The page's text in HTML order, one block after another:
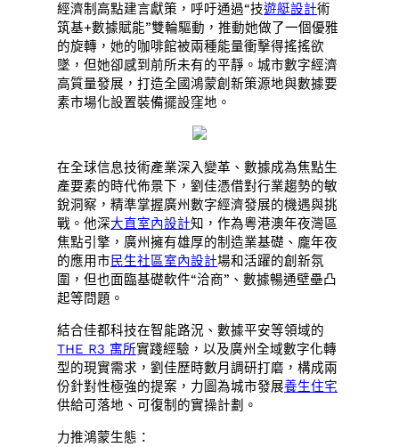
經濟制高點建言獻策，呼吁通過“技遊艇設計術
筑基+數據賦能”雙輪驅動，推動她做了一個優雅
的旋轉，她的咖啡館被兩種能量衝擊得搖搖欲
墜，但她卻感到前所未有的平靜。城市數字經濟
高質量發展，打造全國鴻蒙創新策源地與數據要
素市場化設置裝備擺設窪地。
在全球信息技術產業深入變革、數據成為焦點生
產要素的時代佈景下，劉佳憑借對行業趨勢的敏
銳洞察，精準掌握廣州數字經濟發展的機遇與挑
戰。他深大直室內設計知，作為粵港澳年夜灣區
焦點引擎，廣州擁有雄厚的制造業基礎、龐年夜
的應用市民生社區室內設計場和活躍的創新氛
圍，但也面臨基礎軟件“洽商”、數據暢通壁壘凸
起等問題。
結合佳都科技在智能路況、數據平安等領域的
THE R3 寓所實踐經驗，以及廣州全域數字化轉
型的現實需求，劉佳歷時數月調研打磨，構成兩
份針對性極強的提案，力圖為城市發展養生住宅
供給可落地、可復制的實操計劃。
力推鴻蒙生態：